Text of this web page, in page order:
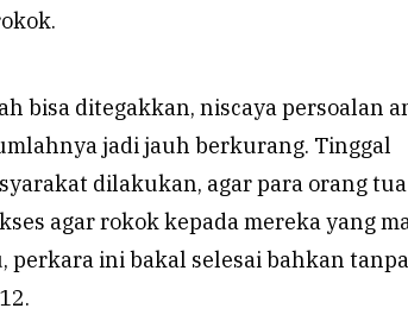
bisa ditegakkan, niscaya persoalan
jadi jauh berkurang. Tinggal
dilakukan, agar para orang
agar rokok kepada mereka yang
perkara ini bakal selesai bahkan tanpa